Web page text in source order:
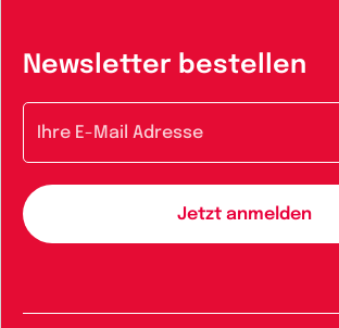
Newsletter bestellen